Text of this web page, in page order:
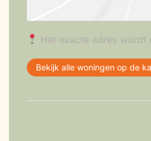
Het exacte adres wordt
Bekijk alle woningen op de